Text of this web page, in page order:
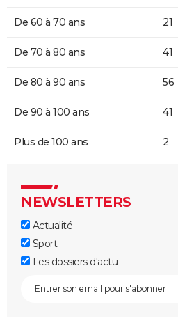
De 60 à 70 ans 21
De 70 à 80 ans 41
De 80 à 90 ans 56
De 90 à 100 ans 41
Plus de 100 ans 2
NEWSLETTERS
Actualité
Sport
Les dossiers d'actu